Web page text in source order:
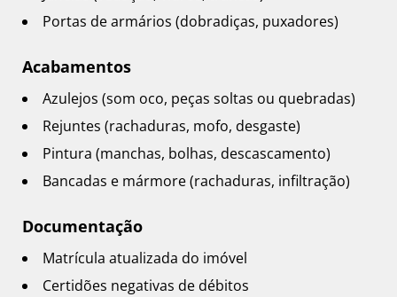
Portas de armários (dobradiças, puxadores)
Acabamentos
Azulejos (som oco, peças soltas ou quebradas)
Rejuntes (rachaduras, mofo, desgaste)
Pintura (manchas, bolhas, descascamento)
Bancadas e mármore (rachaduras, infiltração)
Documentação
Matrícula atualizada do imóvel
Certidões negativas de débitos